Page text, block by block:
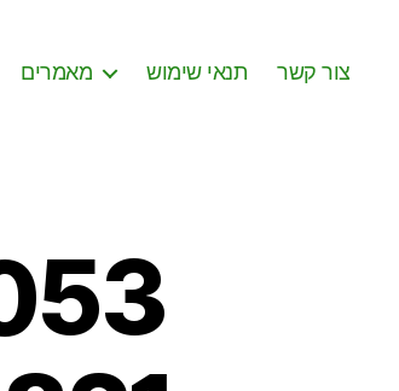
מאמרים תנאי שימוש צור קשר